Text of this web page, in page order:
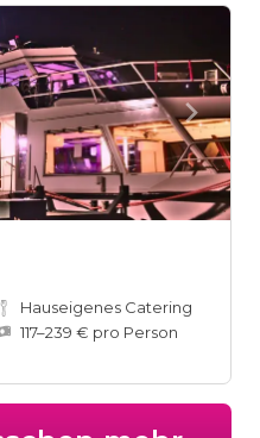
Hauseigenes Catering
117–239 € pro Person